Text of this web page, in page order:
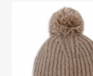
Lai iegūtu perfektu
vilnas cepuri un
Merino wool
Pašattīrošs